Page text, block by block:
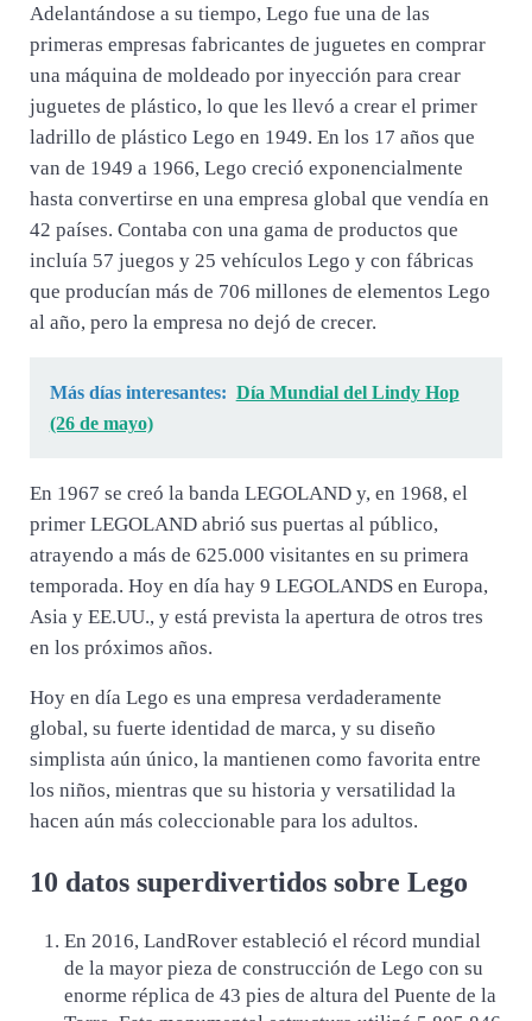
Adelantándose a su tiempo, Lego fue una de las
primeras empresas fabricantes de juguetes en comprar
una máquina de moldeado por inyección para crear
juguetes de plástico, lo que les llevó a crear el primer
ladrillo de plástico Lego en 1949. En los 17 años que
van de 1949 a 1966, Lego creció exponencialmente
hasta convertirse en una empresa global que vendía en
42 países. Contaba con una gama de productos que
incluía 57 juegos y 25 vehículos Lego y con fábricas
que producían más de 706 millones de elementos Lego
al año, pero la empresa no dejó de crecer.
Más días interesantes: Día Mundial del Lindy Hop
(26 de mayo)
En 1967 se creó la banda LEGOLAND y, en 1968, el
primer LEGOLAND abrió sus puertas al público,
atrayendo a más de 625.000 visitantes en su primera
temporada. Hoy en día hay 9 LEGOLANDS en Europa,
Asia y EE.UU., y está prevista la apertura de otros tres
en los próximos años.
Hoy en día Lego es una empresa verdaderamente
global, su fuerte identidad de marca, y su diseño
simplista aún único, la mantienen como favorita entre
los niños, mientras que su historia y versatilidad la
hacen aún más coleccionable para los adultos.
10 datos superdivertidos sobre Lego
En 2016, LandRover estableció el récord mundial
de la mayor pieza de construcción de Lego con su
enorme réplica de 43 pies de altura del Puente de la